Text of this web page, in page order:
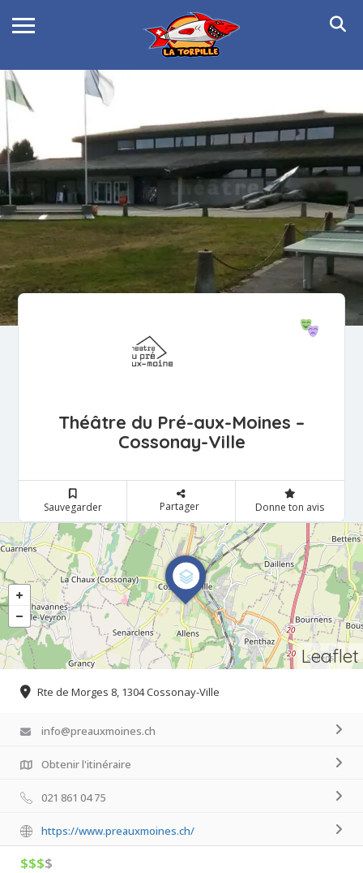
Théâtre du Pré-aux-Moines –
Cossonay-Ville
Sauvegarder Partager Donne ton avis
Leaflet
Rte de Morges 8, 1304 Cossonay-Ville
info@preauxmoines.ch
Obtenir l'itinéraire
021 861 04 75
https://www.preauxmoines.ch/
$$$$